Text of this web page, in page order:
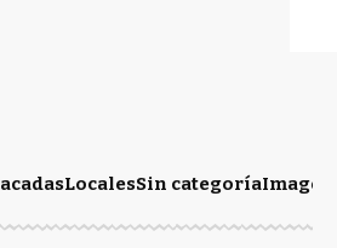
LocalesSin categoríaImagen